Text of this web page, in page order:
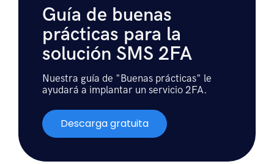
Guía de buenas
prácticas para la
solución SMS 2FA
Nuestra guía de "Buenas prácticas" le
ayudará a implantar un servicio 2FA.
Descarga gratuita